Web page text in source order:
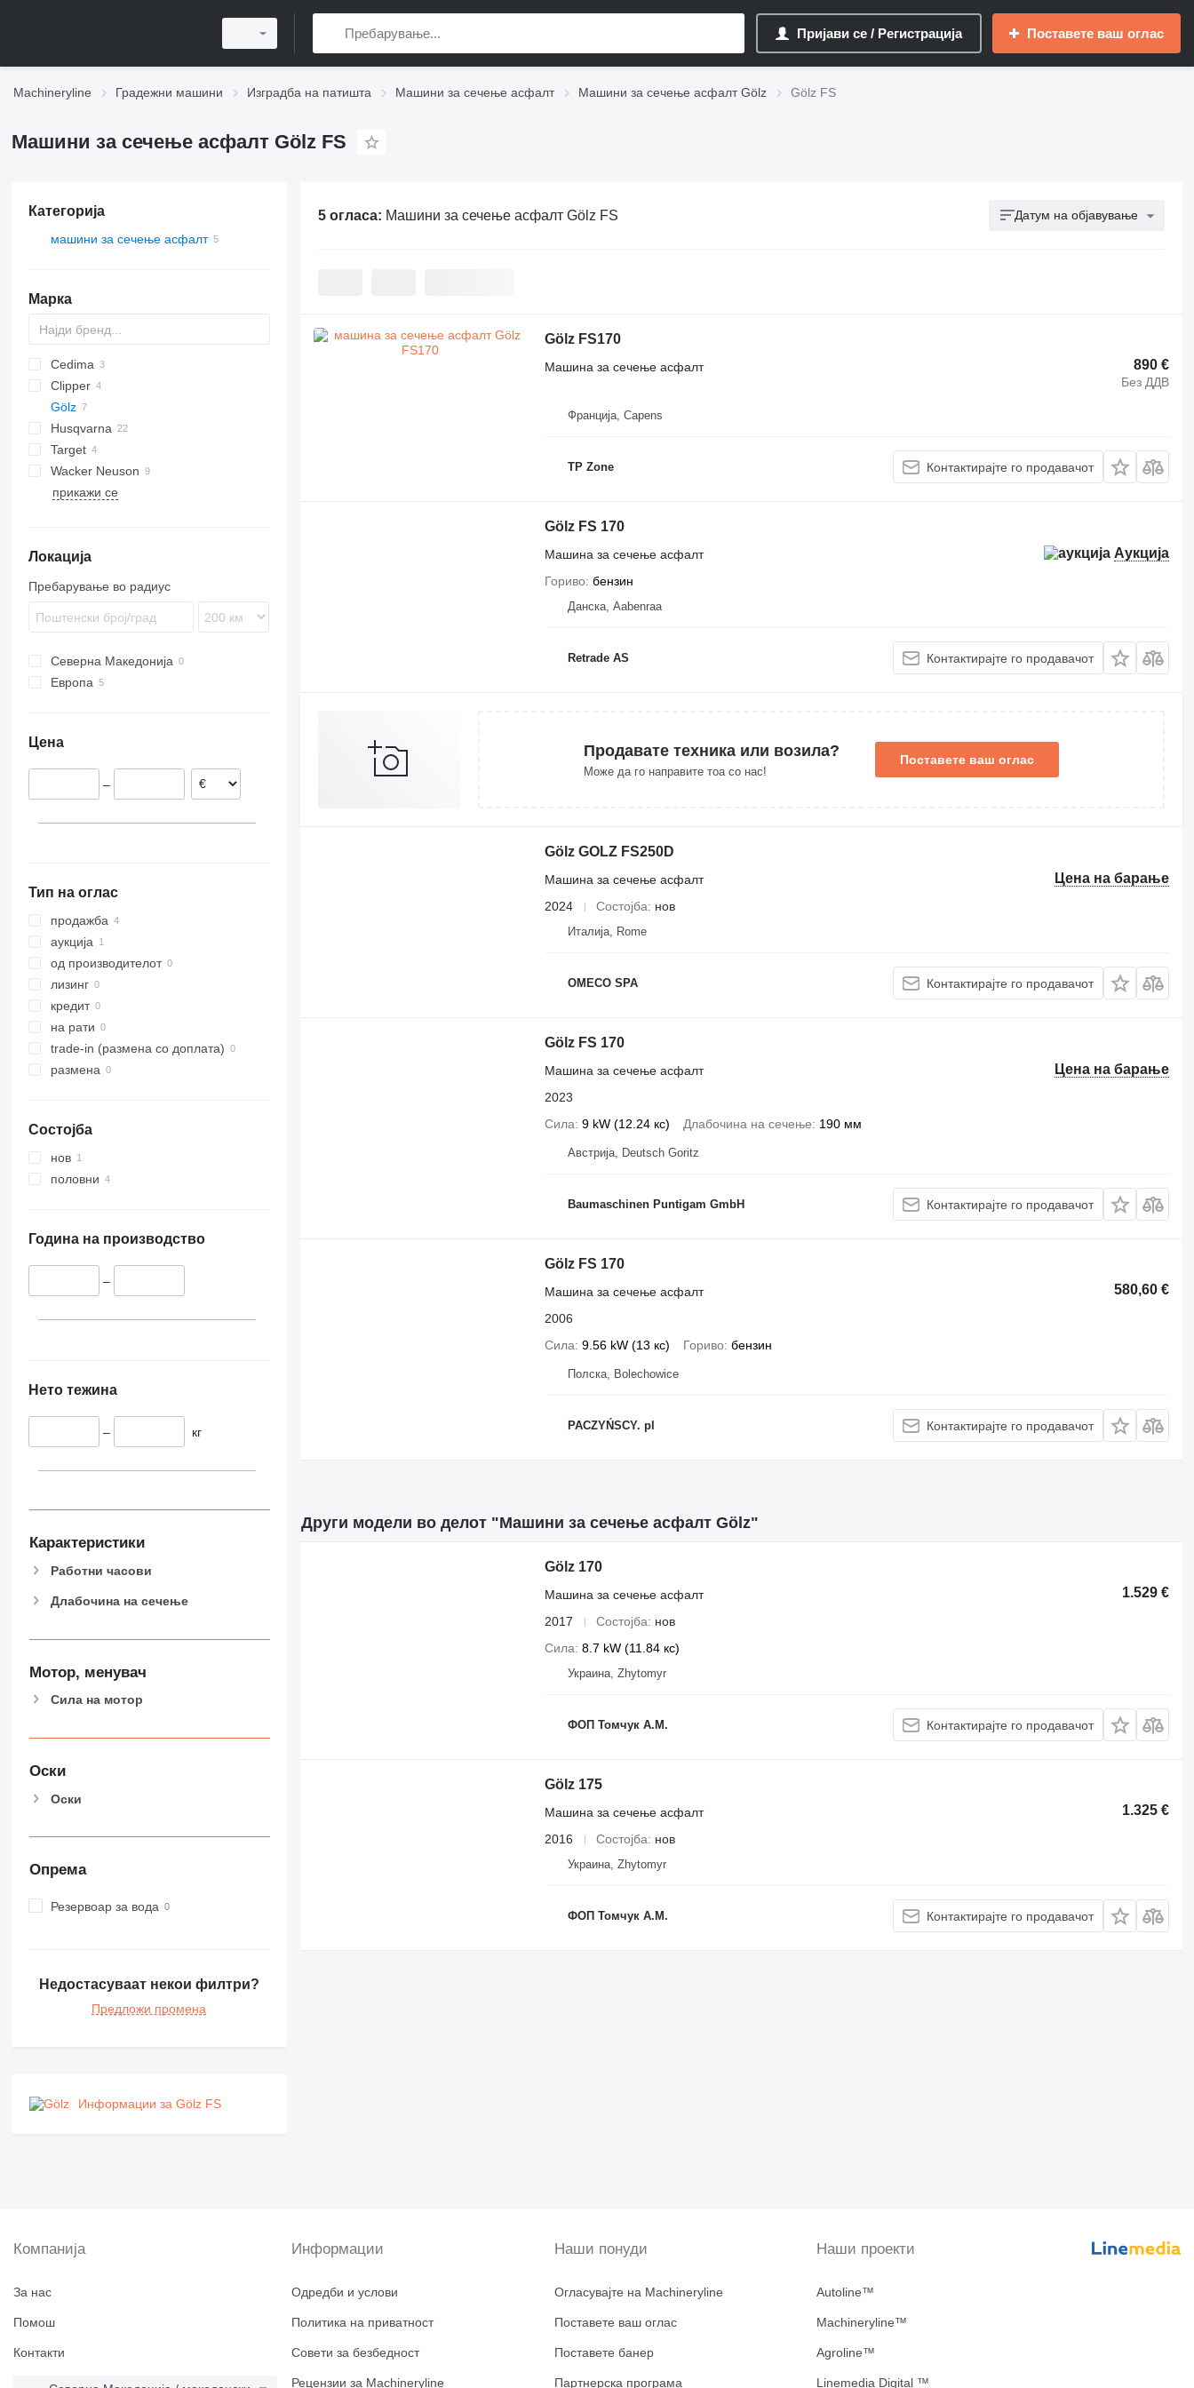
Пријави се / Регистрација Поставете ваш оглас
Machineryline Градежни машини Изградба на патишта Машини за сечење асфалт Машини за сечење асфалт Gölz Gölz FS
Машини за сечење асфалт Gölz FS
Категорија
машини за сечење асфалт
Марка
CK
Cedima
Clipper
Gölz
FS
FS 170
Husqvarna
FS
K-series
FS
TS
Target
Wacker Neuson
BFS
прикажи се
Локација
Пребарување во радиус
Северна Македонија
Европа
Италија
Австрија
Цена
–
Тип на оглас
продажба
аукција
од производителот
лизинг
кредит
на рати
trade-in (размена со доплата)
размена
Состојба
нов
половни
Година на производство
–
Нето тежина
– кг
Карактеристики
Работни часови
Длабочина на сечење
Мотор, менувач
Сила на мотор
Оски
Оски
Опрема
Резервоар за вода
Недостасуваат некои филтри?
Предложи промена
Информации за Gölz FS
5 огласа: Машини за сечење асфалт Gölz FS Датум на објавување
Gölz FS170
890 €
Без ДДВ
Машина за сечење асфалт
Франција, Capens
TP Zone Контактирајте го продавачот
Gölz FS 170
Аукција
Машина за сечење асфалт
Гориво бензин
Данска, Aabenraa
Retrade AS Контактирајте го продавачот
Продавате техника или возила?
Може да го направите тоа со нас!
Поставете ваш оглас
Gölz GOLZ FS250D
Цена на барање
Машина за сечење асфалт
2024
Состојба нов
Италија, Rome
OMECO SPA Контактирајте го продавачот
Gölz FS 170
Цена на барање
Машина за сечење асфалт
2023
Сила 9 kW (12.24 кс) Длабочина на сечење 190 мм
Австрија, Deutsch Goritz
Baumaschinen Puntigam GmbH Контактирајте го продавачот
Gölz FS 170
580,60 €
Машина за сечење асфалт
2006
Сила 9.56 kW (13 кс) Гориво бензин
Полска, Bolechowice
PACZYŃSCY. pl Контактирајте го продавачот
Други модели во делот "Машини за сечење асфалт Gölz"
Gölz 170
1.529 €
Машина за сечење асфалт
2017
Состојба
нов
Сила 8.7 kW (11.84 кс)
Украина, Zhytomyr
ФОП Томчук А.М. Контактирајте го продавачот
Gölz 175
1.325 €
Машина за сечење асфалт
2016
Состојба нов
Украина, Zhytomyr
ФОП Томчук А.М. Контактирајте го продавачот
Компанија
За нас
Помош
Контакти
Информации
Одредби и услови
Политика на приватност
Совети за безбедност
Рецензии за Machineryline
Наши понуди
Огласувајте на Machineryline
Поставете ваш оглас
Поставете банер
Партнерска програма
Наши проекти
Autoline™
Machineryline™
Agroline™
Linemedia Digital ™